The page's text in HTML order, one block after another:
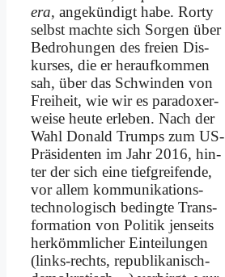
era, an­ge­kün­digt ha­be. Ror­ty
selbst mach­te sich Sor­gen über
Be­dro­hun­gen des frei­en Dis­
kur­ses, die er her­auf­kom­men
sah, über das Schwin­den von
Frei­heit, wie wir es pa­ra­do­xer­
wei­se heu­te er­le­ben. Nach der
Wahl Do­nald Trumps zum US-
Prä­si­den­ten im Jahr 2016, hin­
ter der sich ei­ne tief­grei­fen­de,
vor al­lem kom­mu­ni­ka­ti­ons­
tech­no­lo­gisch be­ding­te Trans­
for­ma­ti­on von Po­li­tik jen­seits
her­kömm­li­cher Ein­tei­lun­gen
(links-rechts, re­pu­bli­ka­nisch-